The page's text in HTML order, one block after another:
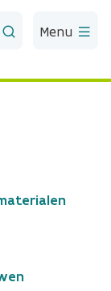
Menu